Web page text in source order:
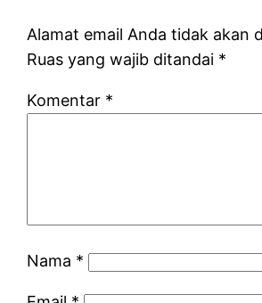
Alamat email Anda tidak akan
Ruas yang wajib ditandai *
Komentar *
Nama *